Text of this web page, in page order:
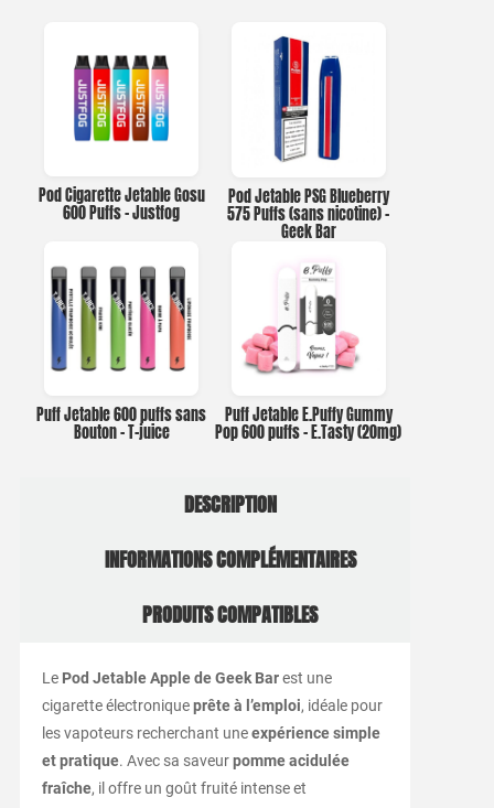
Pod Cigarette Jetable Gosu
600 Puffs – Justfog
Pod Jetable PSG Blueberry
575 Puffs (sans nicotine) –
Geek Bar
Puff Jetable 600 puffs sans
Bouton – T-juice
Puff Jetable E.Puffy Gummy
Pop 600 puffs – E.Tasty (20mg)
DESCRIPTION
INFORMATIONS COMPLÉMENTAIRES
PRODUITS COMPATIBLES
Le Pod Jetable Apple de Geek Barest une
cigarette électroniqueprête à l’emploi, idéale pour
les vapoteurs recherchant uneexpérience simple
et pratique. Avec sa saveurpomme acidulée
fraîche, il offre un goût fruité intense et